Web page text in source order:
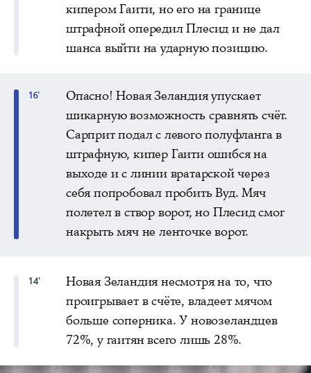
кипером Гаити, но его на границе
штрафной опередил Плесид и не дал
шанса выйти на ударную позицию.
16'
Опасно! Новая Зеландия упускает
шикарную возможность сравнять счёт.
Сарприт подал с левого полуфланга в
штрафную, кипер Гаити ошибся на
выходе и с линии вратарской через
себя попробовал пробить Вуд. Мяч
полетел в створ ворот, но Плесид смог
накрыть мяч не ленточке ворот.
14'
Новая Зеландия несмотря на то, что
проигрывает в счёте, владеет мячом
больше соперника. У новозеландцев
72%, у гаитян всего лишь 28%.